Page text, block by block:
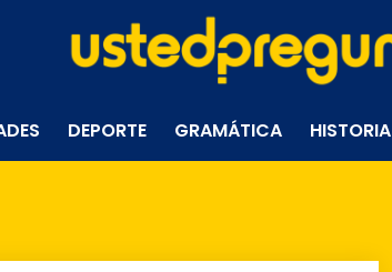
DEPORTE GRAMÁTICA HISTORIA